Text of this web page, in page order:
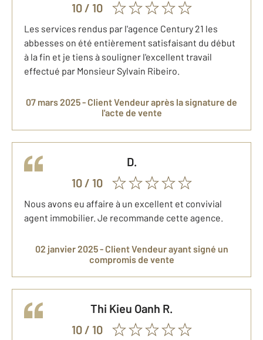
10/ 10
Les services rendus par l'agence Century 21 les
abbesses on été entièrement satisfaisant du début
à la fin et je tiens à souligner l'excellent travail
effectué par Monsieur Sylvain Ribeiro.
07 mars 2025 - Client Vendeuraprès la signature de
l'acte de vente
D.
10/ 10
Nous avons eu affaire à un excellent et convivial
agent immobilier. Je recommande cette agence.
02 janvier 2025 - Client Vendeurayant signé un
compromis de vente
Thi Kieu Oanh R.
10/ 10